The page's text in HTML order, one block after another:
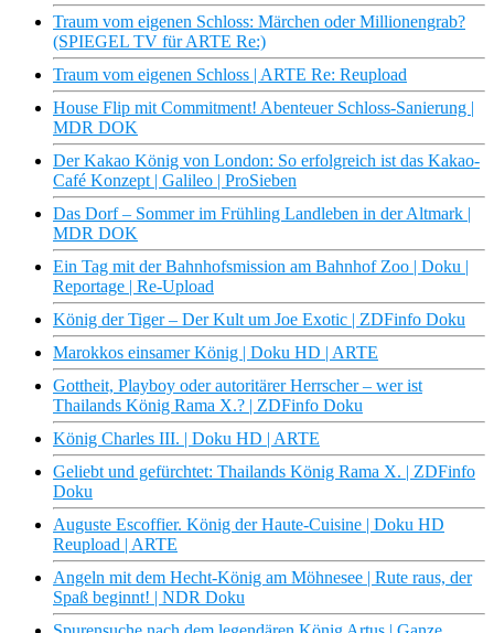
Traum vom eigenen Schloss: Märchen oder Millionengrab?
(SPIEGEL TV für ARTE Re:)
Traum vom eigenen Schloss | ARTE Re: Reupload
House Flip mit Commitment! Abenteuer Schloss-Sanierung |
MDR DOK
Der Kakao König von London: So erfolgreich ist das Kakao-
Café Konzept | Galileo | ProSieben
Das Dorf – Sommer im Frühling Landleben in der Altmark |
MDR DOK
Ein Tag mit der Bahnhofsmission am Bahnhof Zoo | Doku |
Reportage | Re-Upload
König der Tiger – Der Kult um Joe Exotic | ZDFinfo Doku
Marokkos einsamer König | Doku HD | ARTE
Gottheit, Playboy oder autoritärer Herrscher – wer ist
Thailands König Rama X.? | ZDFinfo Doku
König Charles III. | Doku HD | ARTE
Geliebt und gefürchtet: Thailands König Rama X. | ZDFinfo
Doku
Auguste Escoffier. König der Haute-Cuisine | Doku HD
Reupload | ARTE
Angeln mit dem Hecht-König am Möhnesee | Rute raus, der
Spaß beginnt! | NDR Doku